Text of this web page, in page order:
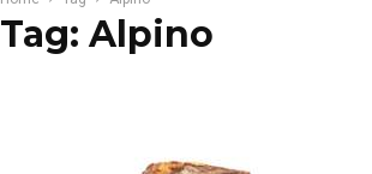
Tag: Alpino